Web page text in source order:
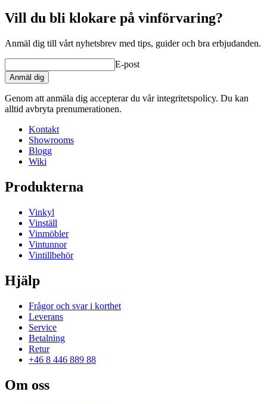
Vill du bli klokare på vinförvaring?
Anmäl dig till vårt nyhetsbrev med tips, guider och bra erbjudanden.
E-post
Anmäl dig
Genom att anmäla dig accepterar du vår integritetspolicy. Du kan
alltid avbryta prenumerationen.
Kontakt
Showrooms
Blogg
Wiki
Produkterna
Vinkyl
Vinställ
Vinmöbler
Vintunnor
Vintillbehör
Hjälp
Frågor och svar i korthet
Leverans
Service
Betalning
Retur
+46 8 446 889 88
Om oss